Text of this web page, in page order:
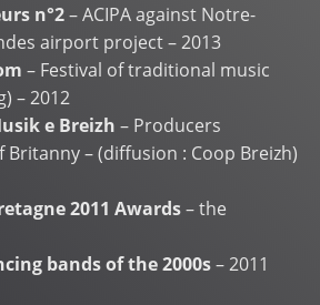
n°2– ACIPA against Notre-
airport project – 2013
– Festival of traditional music
– 2012
e Breizh – Producers
Britanny – (diffusion : Coop Breizh)
2011 Awards– the
bands of the 2000s– 2011